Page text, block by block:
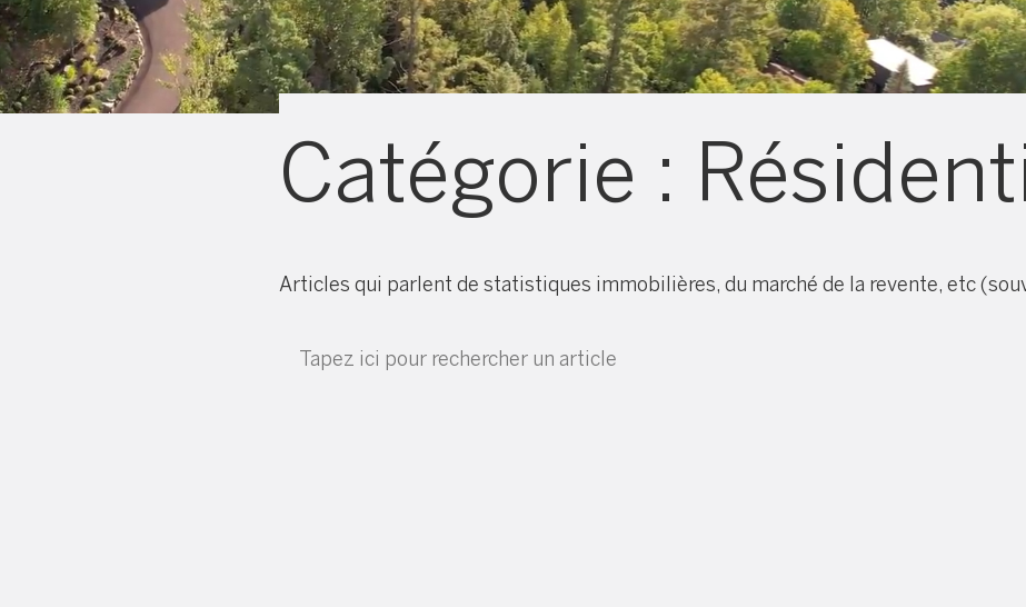
Catégorie :
Articles qui parlent de statistiques immobilières, du marché de la revente, etc